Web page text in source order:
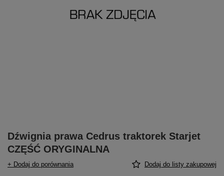
Dźwignia prawa Cedrus traktorek Starjet
CZĘŚĆ ORYGINALNA
+ Dodaj do porównania Dodaj do listy zakupowej